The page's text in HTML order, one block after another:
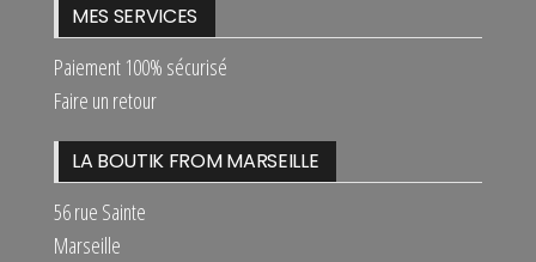
MES SERVICES
Paiement 100% sécurisé
Faire un retour
LA BOUTIK FROM MARSEILLE
56 rue Sainte
Marseille